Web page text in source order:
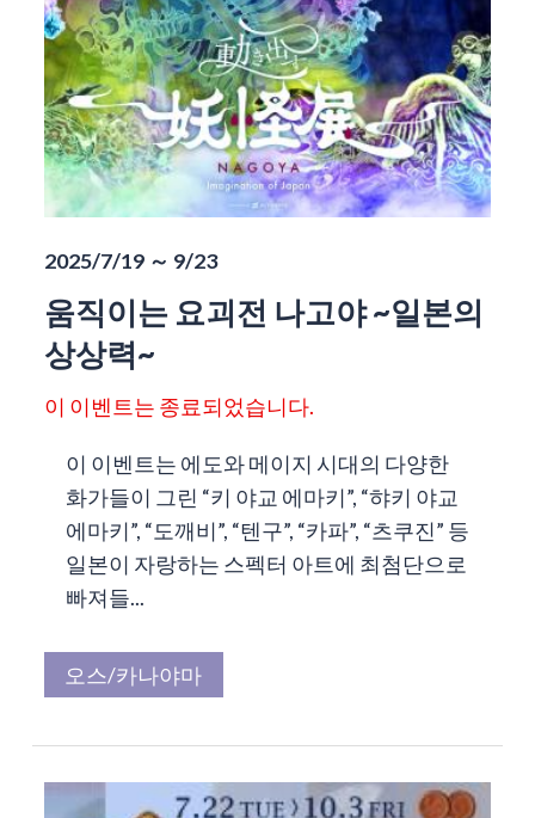
2025/7/19 ～ 9/23
움직이는 요괴전 나고야 ~일본의
상상력~
이 이벤트는 종료되었습니다.
이 이벤트는 에도와 메이지 시대의 다양한
화가들이 그린 “키 야교 에마키”, “햐키 야교
에마키”, “도깨비”, “텐구”, “카파”, “츠쿠진” 등
일본이 자랑하는 스펙터 아트에 최첨단으로
빠져들...
오스/카나야마